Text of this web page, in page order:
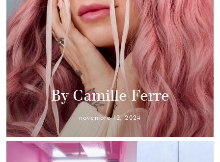
By Camille Ferre
novembre 12, 2024